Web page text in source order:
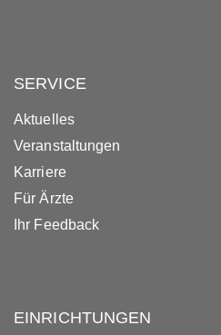
SERVICE
Aktuelles
Veranstaltungen
Karriere
Für Ärzte
Ihr Feedback
EINRICHTUNGEN